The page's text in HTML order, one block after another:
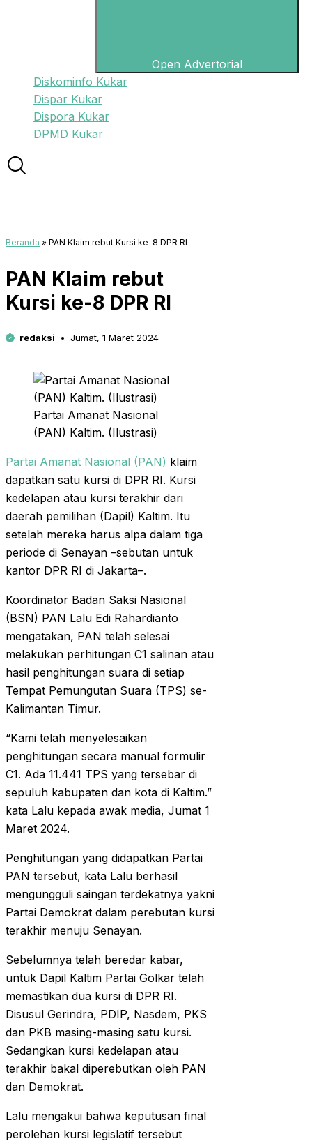
Open Advertorial
Diskominfo Kukar
Dispar Kukar
Dispora Kukar
DPMD Kukar
Beranda » PAN Klaim rebut Kursi ke-8 DPR RI
PAN Klaim rebut
Kursi ke-8 DPR RI
redaksi Jumat, 1 Maret 2024
Partai Amanat Nasional
(PAN) Kaltim. (Ilustrasi)
Partai Amanat Nasional (PAN) klaim
dapatkan satu kursi di DPR RI. Kursi
kedelapan atau kursi terakhir dari
daerah pemilihan (Dapil) Kaltim. Itu
setelah mereka harus alpa dalam tiga
periode di Senayan –sebutan untuk
kantor DPR RI di Jakarta–.
Koordinator Badan Saksi Nasional
(BSN) PAN Lalu Edi Rahardianto
mengatakan, PAN telah selesai
melakukan perhitungan C1 salinan atau
hasil penghitungan suara di setiap
Tempat Pemungutan Suara (TPS) se-
Kalimantan Timur.
“Kami telah menyelesaikan
penghitungan secara manual formulir
C1. Ada 11.441 TPS yang tersebar di
sepuluh kabupaten dan kota di Kaltim.”
kata Lalu kepada awak media, Jumat 1
Maret 2024.
Penghitungan yang didapatkan Partai
PAN tersebut, kata Lalu berhasil
mengungguli saingan terdekatnya yakni
Partai Demokrat dalam perebutan kursi
terakhir menuju Senayan.
Sebelumnya telah beredar kabar,
untuk Dapil Kaltim Partai Golkar telah
memastikan dua kursi di DPR RI.
Disusul Gerindra, PDIP, Nasdem, PKS
dan PKB masing-masing satu kursi.
Sedangkan kursi kedelapan atau
terakhir bakal diperebutkan oleh PAN
dan Demokrat.
Lalu mengakui bahwa keputusan final
perolehan kursi legislatif tersebut